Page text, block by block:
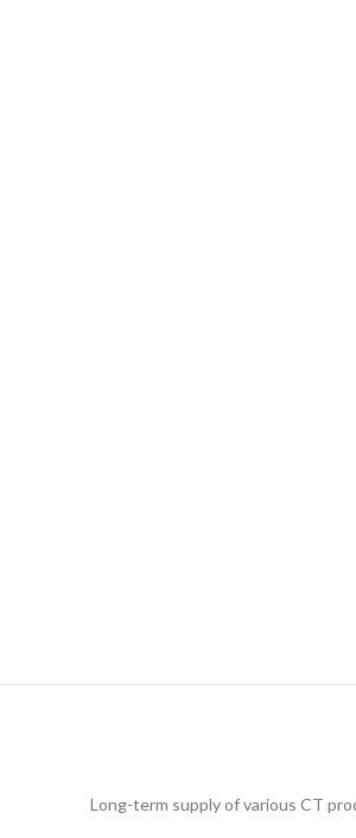
Long-term supply of various CT